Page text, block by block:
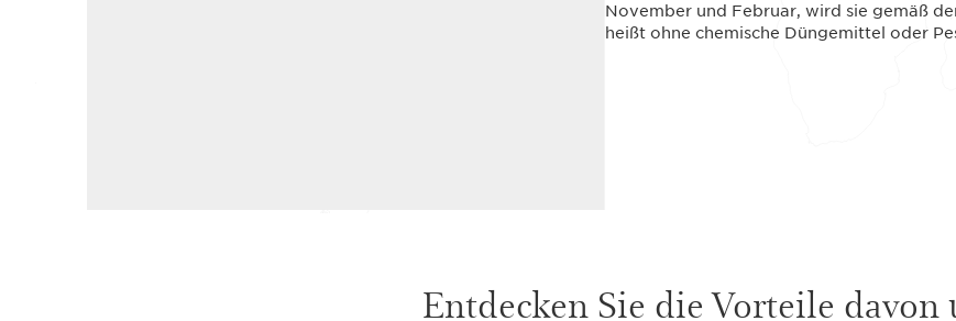
November und Februar, wird sie gemäß
heißt ohne chemische Düngemittel oder
Entdecken Sie die Vorteile davon